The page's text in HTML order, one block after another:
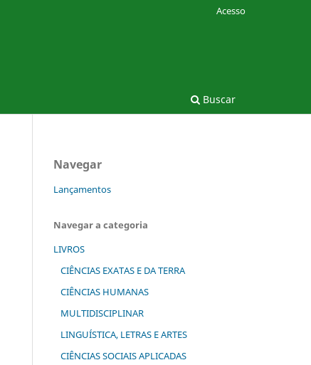
Buscar
Acesso
Navegar
Lançamentos
Navegar a categoria
LIVROS
CIÊNCIAS EXATAS E DA TERRA
CIÊNCIAS HUMANAS
MULTIDISCIPLINAR
LINGUÍSTICA, LETRAS E ARTES
CIÊNCIAS SOCIAIS APLICADAS